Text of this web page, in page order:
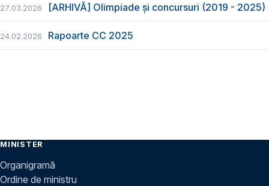
27.03.2026 [ARHIVĂ] Olimpiade și concursuri (2019 - 2025)
24.02.2026 Rapoarte CC 2025
MINISTER
Organigramă
Ordine de ministru